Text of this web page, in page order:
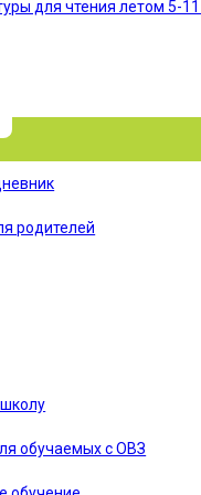
для чтения летом 5-11
родителей
обучаемых с ОВЗ